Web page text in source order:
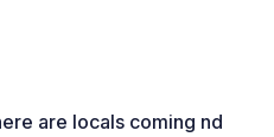
are locals coming nd